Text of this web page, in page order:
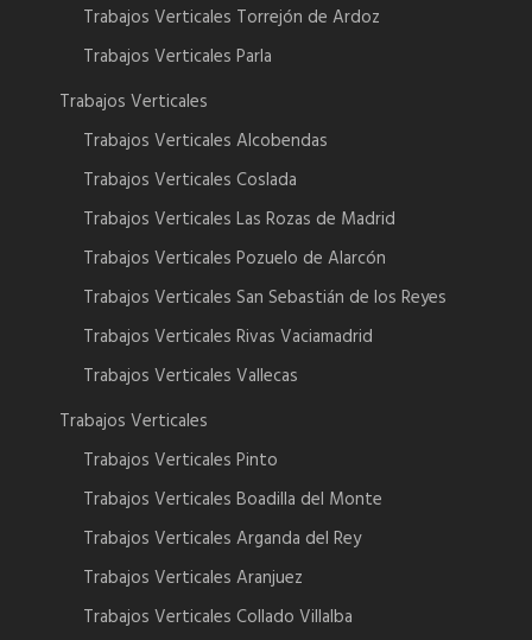
Trabajos Verticales Torrejón de Ardoz
Trabajos Verticales Parla
Trabajos Verticales
Trabajos Verticales Alcobendas
Trabajos Verticales Coslada
Trabajos Verticales Las Rozas de Madrid
Trabajos Verticales Pozuelo de Alarcón
Trabajos Verticales San Sebastián de los Reyes
Trabajos Verticales Rivas Vaciamadrid
Trabajos Verticales Vallecas
Trabajos Verticales
Trabajos Verticales Pinto
Trabajos Verticales Boadilla del Monte
Trabajos Verticales Arganda del Rey
Trabajos Verticales Aranjuez
Trabajos Verticales Collado Villalba